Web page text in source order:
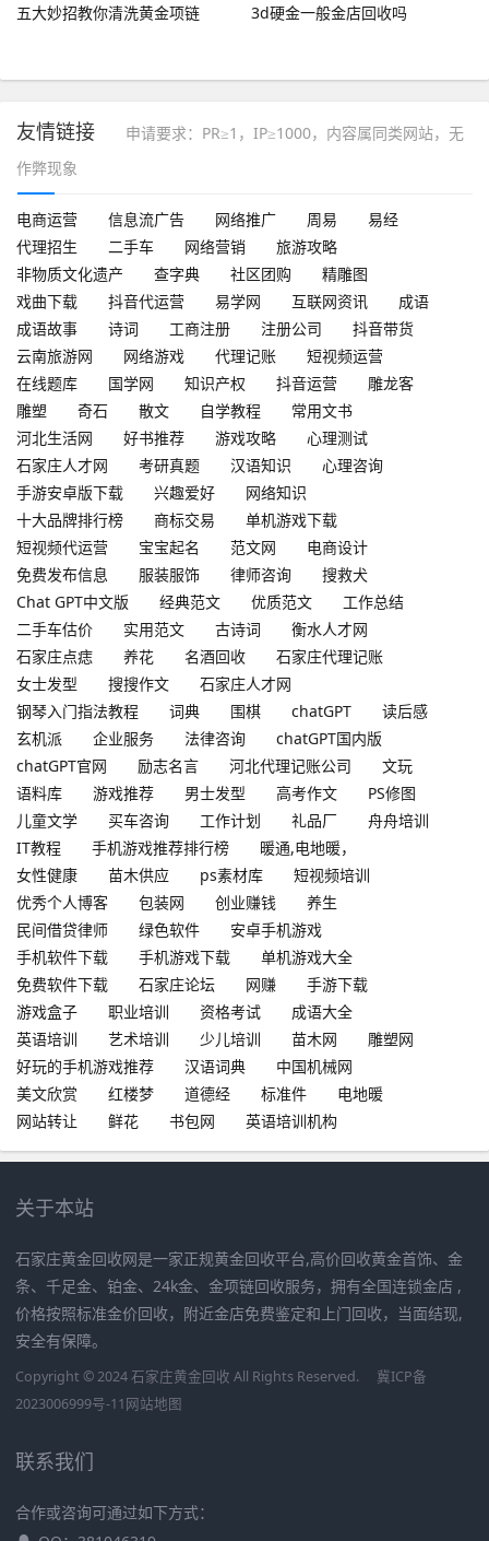
五大妙招教你清洗黄金项链 3d硬金一般金店回收吗
友情链接
申请要求：PR≥1，IP≥1000，内容属同类网站，无
作弊现象
电商运营 信息流广告 网络推广 周易
易经
代理招生
二手车 网络营销
旅游攻略
非物质文化遗产
查字典 社区团购
精雕图
戏曲下载
抖音代运营 易学网 互联网资讯
成语
成语故事
诗词 工商注册 注册公司
抖音带货
云南旅游网
网络游戏 代理记账
短视频运营
在线题库
国学网 知识产权 抖音运营
雕龙客
雕塑
奇石 散文 自学教程
常用文书
河北生活网
好书推荐 游戏攻略
心理测试
石家庄人才网
考研真题 汉语知识
心理咨询
手游安卓版下载
兴趣爱好
网络知识
十大品牌排行榜
商标交易
单机游戏下载
短视频代运营
宝宝起名 范文网
电商设计
免费发布信息
服装服饰 律师咨询
搜救犬
Chat GPT中文版
经典范文 优质范文
工作总结
二手车估价
实用范文 古诗词
衡水人才网
石家庄点痣
养花 名酒回收
石家庄代理记账
女士发型
搜搜作文
石家庄人才网
钢琴入门指法教程
词典 围棋 chatGPT
读后感
玄机派
企业服务 法律咨询
chatGPT国内版
chatGPT官网
励志名言 河北代理记账公司
文玩
语料库
游戏推荐 男士发型 高考作文
PS修图
儿童文学
买车咨询 工作计划 礼品厂
舟舟培训
IT教程
手机游戏推荐排行榜
暖通,电地暖，
女性健康
苗木供应 ps素材库
短视频培训
优秀个人博客
包装网 创业赚钱
养生
民间借贷律师
绿色软件
安卓手机游戏
手机软件下载
手机游戏下载
单机游戏大全
免费软件下载
石家庄论坛 网赚
手游下载
游戏盒子
职业培训 资格考试
成语大全
英语培训
艺术培训 少儿培训 苗木网
雕塑网
好玩的手机游戏推荐
汉语词典
中国机械网
美文欣赏
红楼梦 道德经 标准件
电地暖
网站转让
鲜花 书包网 英语培训机构
关于本站
石家庄黄金回收网是一家正规黄金回收平台,高价回收黄金首饰、金
条、千足金、铂金、24k金、金项链回收服务，拥有全国连锁金店 ,
价格按照标准金价回收，附近金店免费鉴定和上门回收，当面结现,
安全有保障。
Copyright © 2024 石家庄黄金回收 All Rights Reserved.
冀ICP备
2023006999号-11网站地图
联系我们
合作或咨询可通过如下方式：